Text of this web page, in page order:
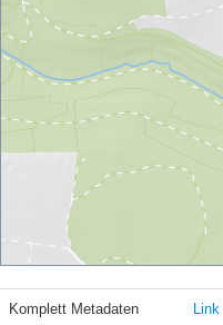
Komplett Metadaten Link